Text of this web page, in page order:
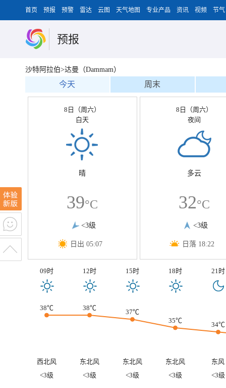
首页 预报 预警 雷达 云图 天气地图 专业产品 资讯 视频 节气
预报
沙特阿拉伯>达曼（Dammam）
今天 周末
8日（周六）
白天
晴
39°C
<3级
日出 05:07
8日（周六）
夜间
多云
32°C
<3级
日落 18:22
09时 12时 15时 18时 21时
38℃ 38℃
37℃
35℃
34℃
西北风 东北风 东北风 东北风
东风
<3级
<3级 <3级 <3级 <3级